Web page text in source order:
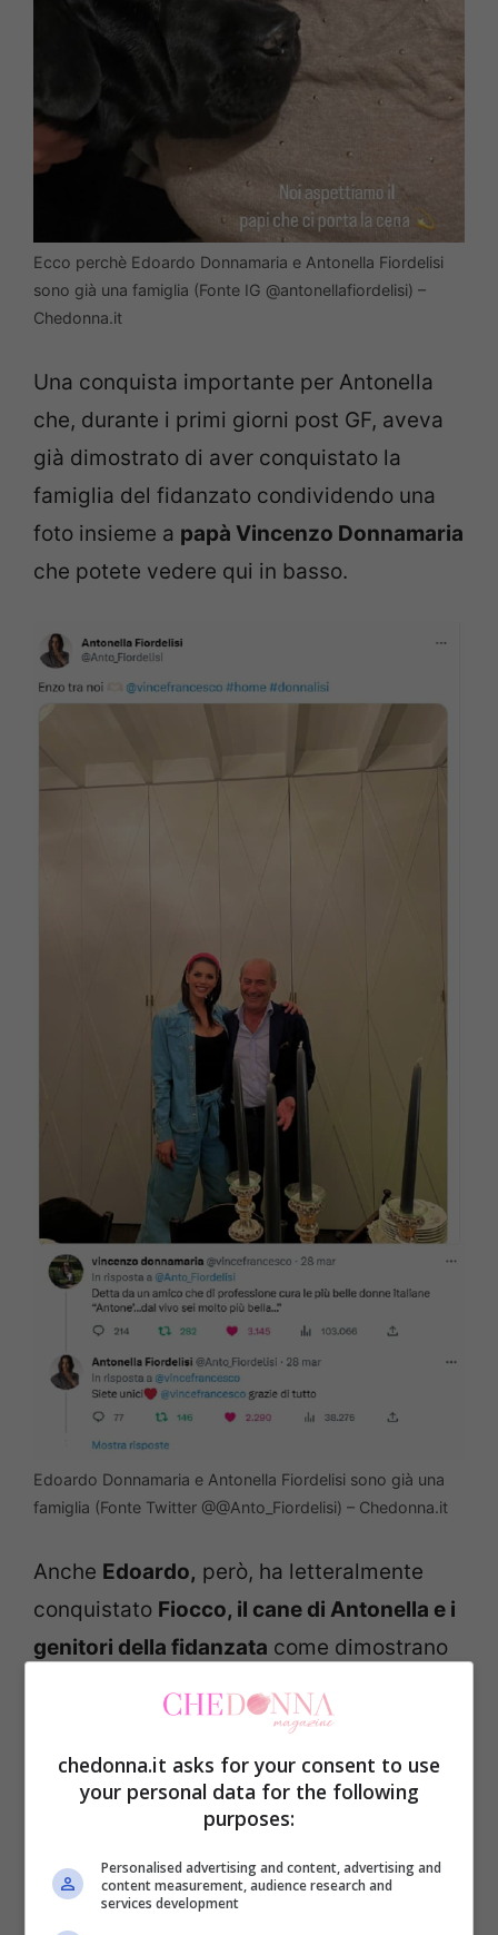
Ecco perchè Edoardo Donnamaria e Antonella Fiordelisi
sono già una famiglia (Fonte IG @antonellafiordelisi) –
Chedonna.it
Una conquista importante per Antonella
che, durante i primi giorni post GF, aveva
già dimostrato di aver conquistato la
famiglia del fidanzato condividendo una
foto insieme a papà Vincenzo Donnamaria
che potete vedere qui in basso.
Edoardo Donnamaria e Antonella Fiordelisi sono già una
famiglia (Fonte Twitter @@Anto_Fiordelisi) – Chedonna.it
Anche Edoardo, però, ha letteralmente
conquistato Fiocco, il cane di Antonella e i
genitori della fidanzata come dimostrano
riabbracciato la figlia e aver trascorso con
la coppia il weekend pasquale, ha
condiviso due foto che testimoniano il bel
rapporto che c’è in famiglia.
chedonna.it asks for your consent to use
your personal data for the following
purposes:
Personalised advertising and content, advertising and
content measurement, audience research and
services development